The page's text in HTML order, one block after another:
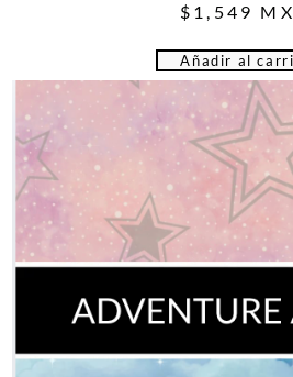
$ 1,549
Añadir al